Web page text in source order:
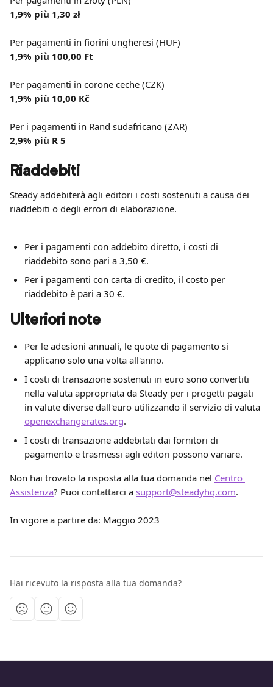
1,9% più 1,30 zł
Per pagamenti in fiorini ungheresi (HUF)
1,9% più 100,00 Ft
Per pagamenti in corone ceche (CZK)
1,9% più 10,00 Kč
Per i pagamenti in Rand sudafricano (ZAR)
2,9% più R 5
Riaddebiti
Steady addebiterà agli editori i costi sostenuti a causa dei
riaddebiti o degli errori di elaborazione.
Per i pagamenti con addebito diretto, i costi di
riaddebito sono pari a 3,50 €.
Per i pagamenti con carta di credito, il costo per
riaddebito è pari a 30 €.
Ulteriori note
Per le adesioni annuali, le quote di pagamento si
applicano solo una volta all'anno.
I costi di transazione sostenuti in euro sono convertiti
nella valuta appropriata da Steady per i progetti pagati
in valute diverse dall'euro utilizzando il servizio di valuta
openexchangerates.org.
I costi di transazione addebitati dai fornitori di
pagamento e trasmessi agli editori possono variare.
Non hai trovato la risposta alla tua domanda nel Centro
Assistenza? Puoi contattarci a support@steadyhq.com.
In vigore a partire da: Maggio 2023
Hai ricevuto la risposta alla tua domanda?